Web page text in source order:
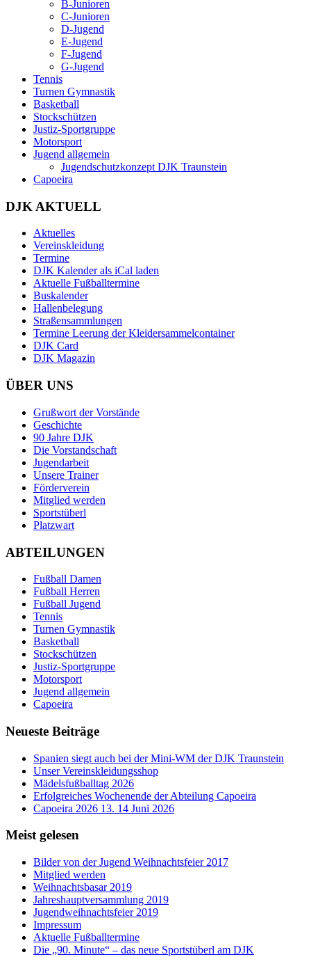
B-Junioren
C-Junioren
D-Jugend
E-Jugend
F-Jugend
G-Jugend
Tennis
Turnen Gymnastik
Basketball
Stockschützen
Justiz-Sportgruppe
Motorsport
Jugend allgemein
Jugendschutzkonzept DJK Traunstein
Capoeira
DJK AKTUELL
Aktuelles
Vereinskleidung
Termine
DJK Kalender als iCal laden
Aktuelle Fußballtermine
Buskalender
Hallenbelegung
Straßensammlungen
Termine Leerung der Kleidersammelcontainer
DJK Card
DJK Magazin
ÜBER UNS
Grußwort der Vorstände
Geschichte
90 Jahre DJK
Die Vorstandschaft
Jugendarbeit
Unsere Trainer
Förderverein
Mitglied werden
Sportstüberl
Platzwart
ABTEILUNGEN
Fußball Damen
Fußball Herren
Fußball Jugend
Tennis
Turnen Gymnastik
Basketball
Stockschützen
Justiz-Sportgruppe
Motorsport
Jugend allgemein
Capoeira
Neueste Beiträge
Spanien siegt auch bei der Mini-WM der DJK Traunstein
Unser Vereinskleidungsshop
Mädelsfußballtag 2026
Erfolgreiches Wochenende der Abteilung Capoeira
Capoeira 2026 13. 14 Juni 2026
Meist gelesen
Bilder von der Jugend Weihnachtsfeier 2017
Mitglied werden
Weihnachtsbasar 2019
Jahreshauptversammlung 2019
Jugendweihnachtsfeier 2019
Impressum
Aktuelle Fußballtermine
Die „90. Minute“ – das neue Sportstüberl am DJK